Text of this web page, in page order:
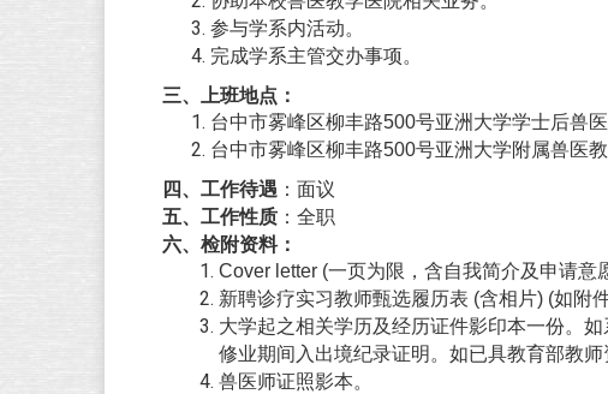
参与学系内活动。
完成学系主管交办事项。
三、上班地点：
台中市雾峰区柳丰路500号亚洲大学学士后兽
台中市雾峰区柳丰路500号亚洲大学附属兽医
四、工作待遇 ：面议
五、工作性质 ： 全职
六、检附资料：
Cover letter (一页为限，含自我简介及申请意
新聘诊疗实习教师甄选履历表 (含相片) (如附
大学起之相关学历及经历证件影印本一份。
修业期间入出境纪录证明。如已具教育部教师
兽医师证照影本。